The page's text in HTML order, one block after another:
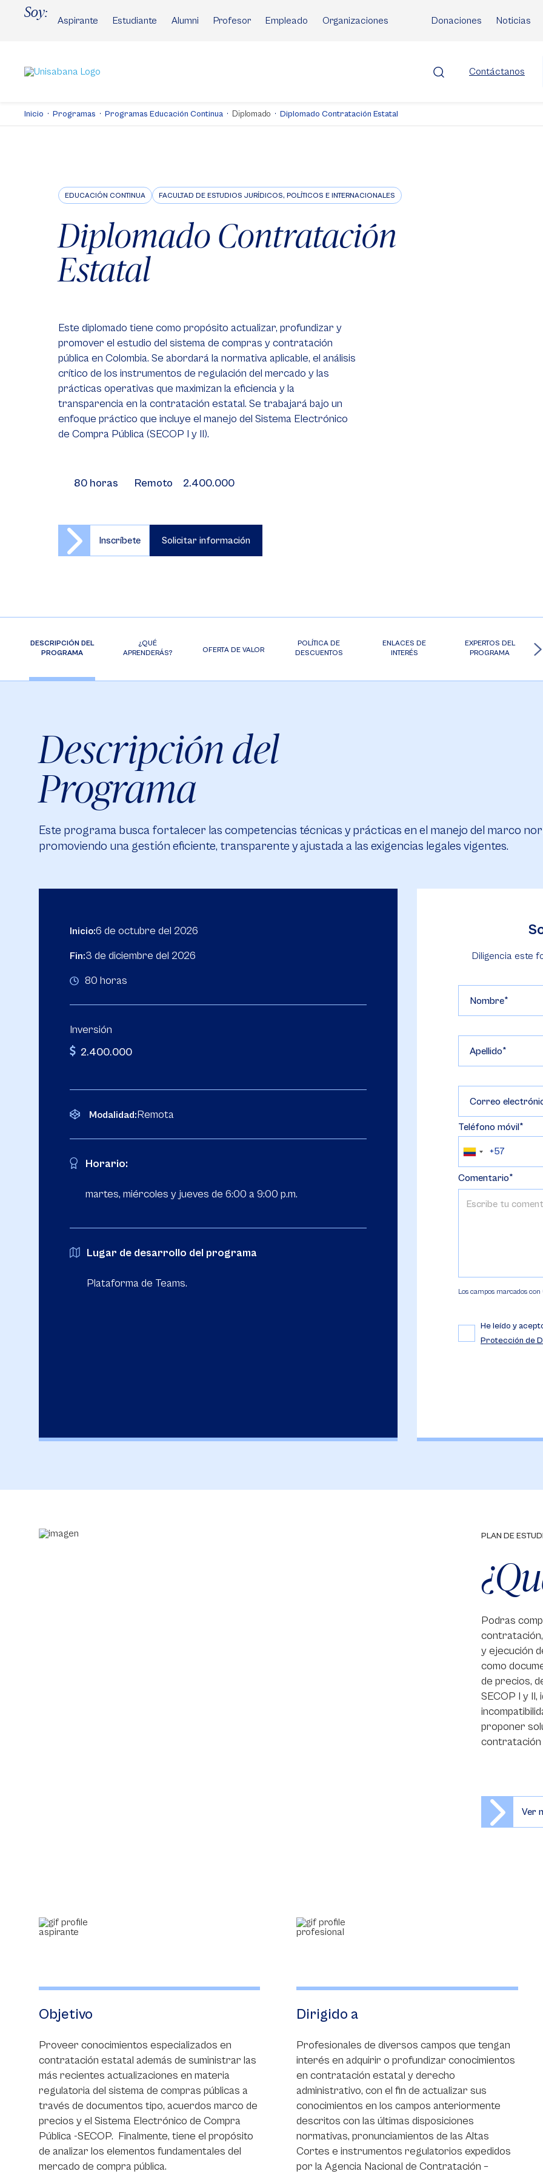
Soy:
Aspirante Estudiante Alumni Profesor Empleado Organizaciones Donaciones Noticias
Contáctanos
Inicio Programas Programas Educación Continua Diplomado Diplomado Contratación Estatal
EDUCACIÓN CONTINUA FACULTAD DE ESTUDIOS JURÍDICOS, POLÍTICOS E INTERNACIONALES
Diplomado Contratación
Estatal
Este diplomado tiene como propósito actualizar, profundizar y
promover el estudio del sistema de compras y contratación
pública en Colombia. Se abordará la normativa aplicable, el análisis
crítico de los instrumentos de regulación del mercado y las
prácticas operativas que maximizan la eficiencia y la
transparencia en la contratación estatal. Se trabajará bajo un
enfoque práctico que incluye el manejo del Sistema Electrónico
de Compra Pública (SECOP I y II).
80 horas Remoto 2.400.000
Inscríbete Solicitar información
DESCRIPCIÓN DEL
PROGRAMA
¿QUÉ
APRENDERÁS?
OFERTA DE VALOR
POLÍTICA DE
DESCUENTOS
ENLACES DE
INTERÉS
EXPERTOS DEL
PROGRAMA
Descripción del
Programa
Este programa busca fortalecer las competencias técnicas y prácticas en el manejo del marco
promoviendo una gestión eficiente, transparente y ajustada a las exigencias legales vigentes.
Inicio:6 de octubre del 2026
Fin:3 de diciembre del 2026
80 horas
Inversión
2.400.000
Modalidad:Remota
Horario:
martes, miércoles y jueves de 6:00 a 9:00 p.m.
Lugar de desarrollo del programa
Plataforma de Teams.
Diligencia este
Nombre
Apellido
Correo
Teléfono móvil
Comentario
Los campos marcados
He leído y
Protección de
PLAN DE
Podras
y ejecución
como
de precios,
SECOP I y
proponer
contratación
Ver
Objetivo
Proveer conocimientos especializados en
contratación estatal además de suministrar las
más recientes actualizaciones en materia
regulatoria del sistema de compras públicas a
través de documentos tipo, acuerdos marco de
precios y el Sistema Electrónico de Compra
Pública -SECOP. Finalmente, tiene el propósito
de analizar los elementos fundamentales del
mercado de compra pública.
Dirigido a
Profesionales de diversos campos que tengan
interés en adquirir o profundizar conocimientos
en contratación estatal y derecho
administrativo, con el fin de actualizar sus
conocimientos en los campos anteriormente
descritos con las últimas disposiciones
normativas, pronunciamientos de las Altas
Cortes e instrumentos regulatorios expedidos
por la Agencia Nacional de Contratación –